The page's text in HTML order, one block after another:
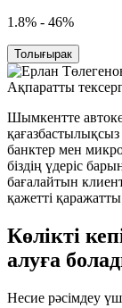
1.8% - 46%
Толығырак
Ақпаратты
Шымкентте
банктер мен
біздің үдеріс
бағалайтын
қажетті
Көлікті
алуға
Несие рәсімдеу